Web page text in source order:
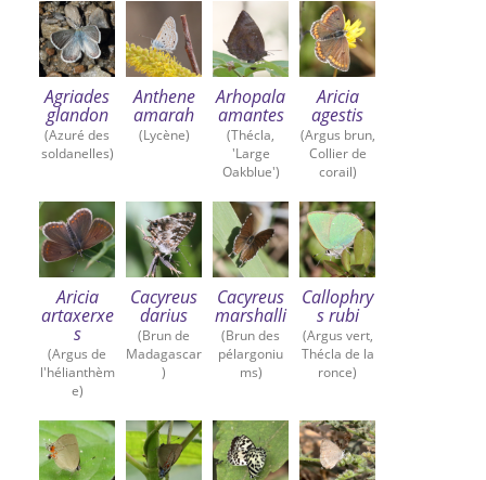
Agriades
glandon
(Azuré des
soldanelles)
Anthene
amarah
(Lycène)
Arhopala
amantes
(Thécla,
'Large
Oakblue')
Aricia
agestis
(Argus brun,
Collier de
corail)
Aricia
artaxerxe
s
(Argus de
l'hélianthèm
e)
Cacyreus
darius
(Brun de
Madagascar
)
Cacyreus
marshalli
(Brun des
pélargoniu
ms)
Callophry
s rubi
(Argus vert,
Thécla de la
ronce)